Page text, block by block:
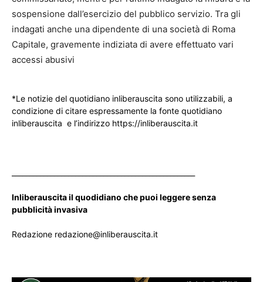
sospensione dall’esercizio del pubblico servizio. Tra gli
indagati anche una dipendente di una società di Roma
Capitale, gravemente indiziata di avere effettuato vari
accessi abusivi
*Le notizie del quotidiano inliberauscita sono utilizzabili, a
condizione di citare espressamente la fonte quotidiano
inliberauscita e l’indirizzo https://inliberauscita.it
Inliberauscita il quodidiano che puoi leggere senza
pubblicità invasiva
Redazione redazione@inliberauscita.it